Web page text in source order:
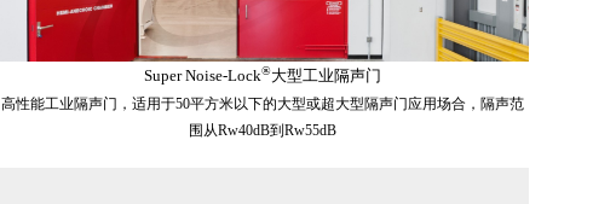
Super Noise-Lock®大型工业隔声门
高性能工业隔声门，适用于50平方米以下的大型或超大型隔声门应用场合，隔声范
围从Rw40dB到Rw55dB